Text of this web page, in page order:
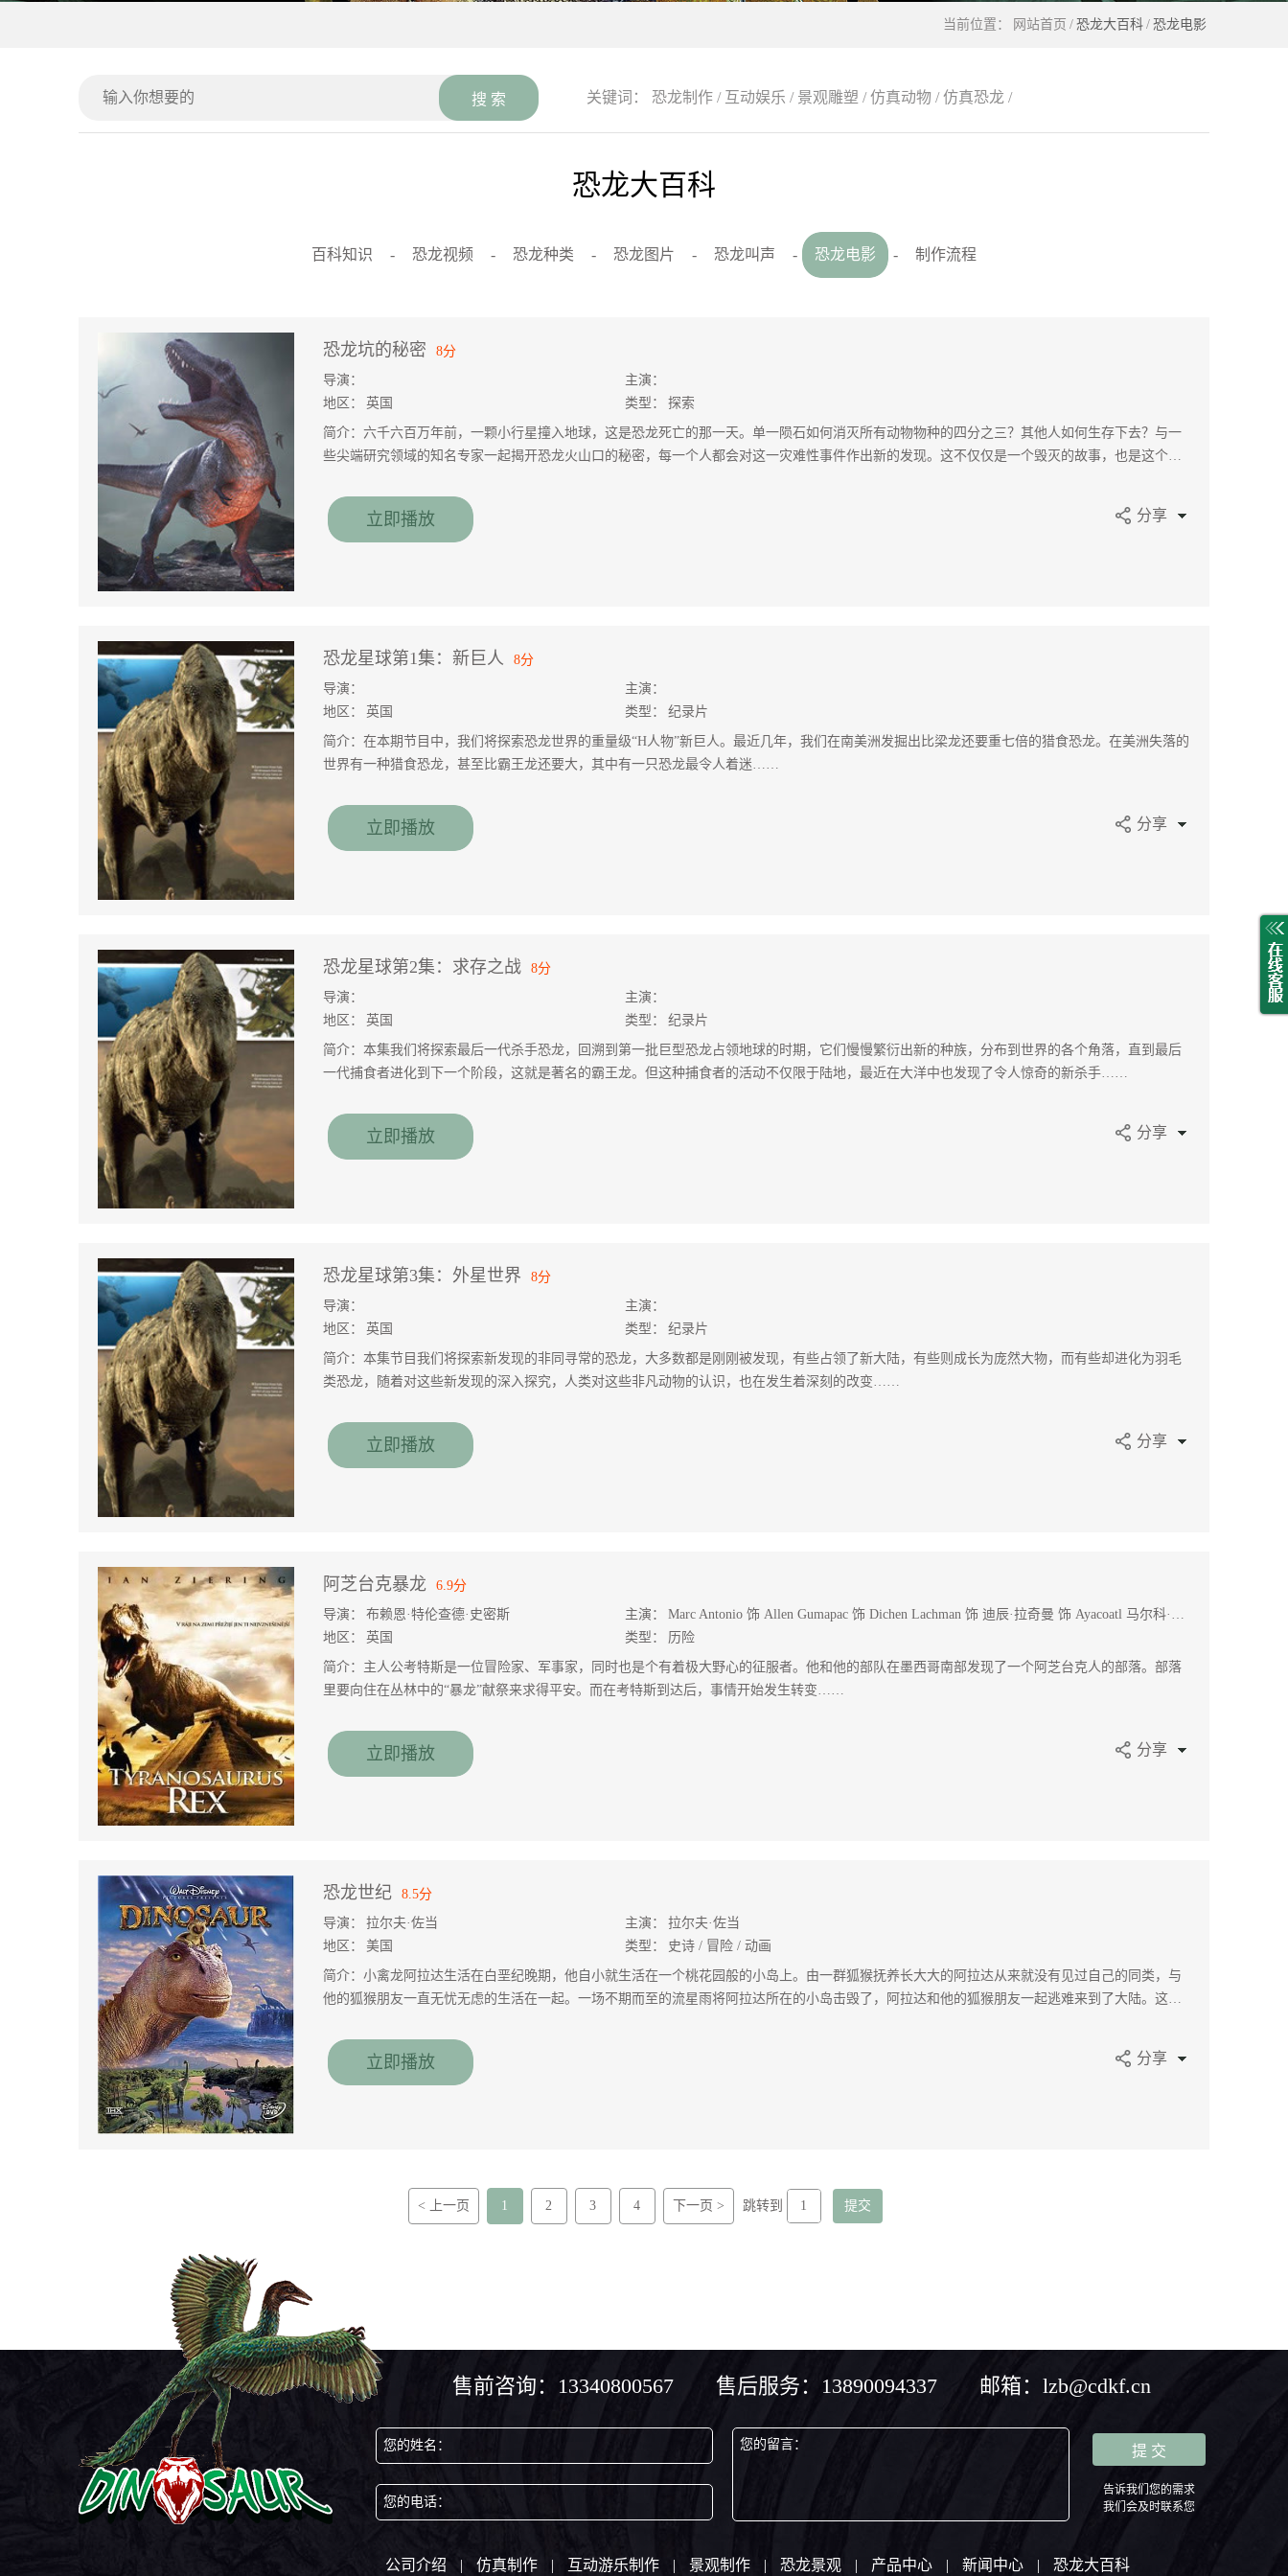
当前位置： 网站首页 / 恐龙大百科 / 恐龙电影
关键词： 恐龙制作 / 互动娱乐 / 景观雕塑 / 仿真动物 / 仿真恐龙 /
恐龙大百科
百科知识 - 恐龙视频 - 恐龙种类 - 恐龙图片 - 恐龙叫声 - 恐龙电影 - 制作流程
恐龙坑的秘密
8分
导演：
主演：
地区：
英国 类型： 探索
简介：六千六百万年前，一颗小行星撞入地球，这是恐龙死亡的那一天。单一陨石如何消灭所有动物物种的四分之三？其他人如何生存下去？与一
些尖端研究领域的知名专家一起揭开恐龙火山口的秘密，每一个人都会对这一灾难性事件作出新的发现。这不仅仅是一个毁灭的故事，也是这个星
立即播放 分享
恐龙星球第1集：新巨人
8分
导演：
主演：
地区：
英国 类型： 纪录片
简介：在本期节目中，我们将探索恐龙世界的重量级“H人物”新巨人。最近几年，我们在南美洲发掘出比梁龙还要重七倍的猎食恐龙。在美洲失落的
世界有一种猎食恐龙，甚至比霸王龙还要大，其中有一只恐龙最令人着迷……
立即播放 分享
恐龙星球第2集：求存之战
8分
导演：
主演：
地区：
英国 类型： 纪录片
简介：本集我们将探索最后一代杀手恐龙，回溯到第一批巨型恐龙占领地球的时期，它们慢慢繁衍出新的种族，分布到世界的各个角落，直到最后
一代捕食者进化到下一个阶段，这就是著名的霸王龙。但这种捕食者的活动不仅限于陆地，最近在大洋中也发现了令人惊奇的新杀手……
立即播放 分享
恐龙星球第3集：外星世界
8分
导演：
主演：
地区：
英国 类型： 纪录片
简介：本集节目我们将探索新发现的非同寻常的恐龙，大多数都是刚刚被发现，有些占领了新大陆，有些则成长为庞然大物，而有些却进化为羽毛
类恐龙，随着对这些新发现的深入探究，人类对这些非凡动物的认识，也在发生着深刻的改变……
立即播放 分享
阿芝台克暴龙
6.9分
导演：
布赖恩·特伦查德·史密斯 主演：
Marc Antonio 饰 Allen Gumapac 饰 Dichen Lachman 饰 迪辰·拉奇曼 饰 Ayacoatl 马尔科·桑切斯 饰 Rios 伊恩·齐林 饰 Cortes
地区：
英国 类型： 历险
简介：主人公考特斯是一位冒险家、军事家，同时也是个有着极大野心的征服者。他和他的部队在墨西哥南部发现了一个阿芝台克人的部落。部落
里要向住在丛林中的“暴龙”献祭来求得平安。而在考特斯到达后，事情开始发生转变……
立即播放 分享
恐龙世纪
8.5分
导演：
拉尔夫·佐当 主演：
拉尔夫·佐当
地区：
美国 类型： 史诗 / 冒险 / 动画
简介：小禽龙阿拉达生活在白垩纪晚期，他自小就生活在一个桃花园般的小岛上。由一群狐猴抚养长大大的阿拉达从来就没有见过自己的同类，与
他的狐猴朋友一直无忧无虑的生活在一起。一场不期而至的流星雨将阿拉达所在的小岛击毁了，阿拉达和他的狐猴朋友一起逃难来到了大陆。这
始了这次异常艰难的迁徙之旅。
立即播放 分享
< 上一页 1 2 3 4 下一页 > 跳转到
售前咨询：13340800567 售后服务：13890094337 邮箱：lzb@cdkf.cn
您的姓名： 您的留言：
告诉我们您的需求
我们会及时联系您
您的电话：
公司介绍 | 仿真制作 | 互动游乐制作 | 景观制作 | 恐龙景观 | 产品中心 | 新闻中心 | 恐龙大百科